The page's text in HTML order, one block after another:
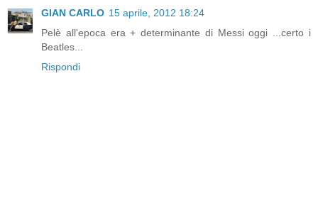
GIAN CARLO 15 aprile, 2012 18:24
Pelè all'epoca era + determinante di Messi oggi ...certo i
Beatles...
Rispondi